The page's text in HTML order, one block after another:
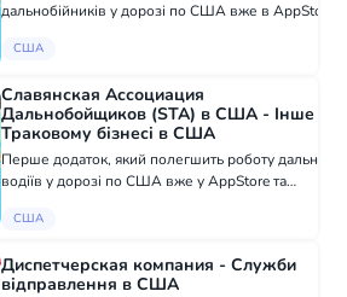
дальнобійників у дорозі по США вже в AppStore
apps.apple.com/us/app/stassociation/id1504920745
сер...
США
Славянская Ассоциация
Дальнобойщиков (STA) в США - Інше у
Траковому бізнесі в США
Перше додаток, який полегшить роботу дальніх
водіїв у дорозі по США вже у AppStore та
apps.apple.com/us/app/stassociation/id1504920745
сервіс для...
США
Диспетчерская компания - Служби
відправлення в США